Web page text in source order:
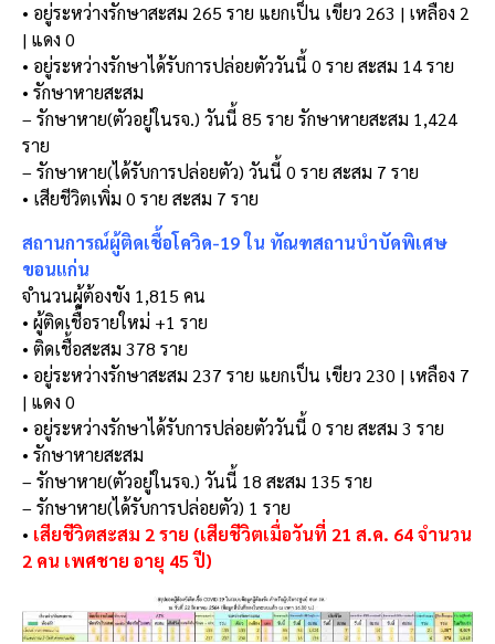
• อยู่ระหว่างรักษาสะสม 265 ราย แยกเป็น เขียว 263 | เหลือง 2
| แดง 0
• อยู่ระหว่างรักษาได้รับการปล่อยตัววันนี้ 0 ราย สะสม 14 ราย
• รักษาหายสะสม
– รักษาหาย(ตัวอยู่ในรจ.) วันนี้ 85 ราย รักษาหายสะสม 1,424
ราย
– รักษาหาย(ได้รับการปล่อยตัว) วันนี้ 0 ราย สะสม 7 ราย
• เสียชีวิตเพิ่ม 0 ราย สะสม 7 ราย
สถานการณ์ผู้ติดเชื้อโควิด-19 ใน ทัณฑสถานบำบัดพิเศษ
ขอนแก่น
จำนวนผู้ต้องขัง 1,815 คน
• ผู้ติดเชื้อรายใหม่ +1 ราย
• ติดเชื้อสะสม 378 ราย
• อยู่ระหว่างรักษาสะสม 237 ราย แยกเป็น เขียว 230 | เหลือง 7
| แดง 0
• อยู่ระหว่างรักษาได้รับการปล่อยตัววันนี้ 0 ราย สะสม 3 ราย
• รักษาหายสะสม
– รักษาหาย(ตัวอยู่ในรจ.) วันนี้ 18 สะสม 135 ราย
– รักษาหาย(ได้รับการปล่อยตัว) 1 ราย
• เสียชีวิตสะสม 2 ราย (เสียชีวิตเมื่อวันที่ 21 ส.ค. 64 จำนวน
2 คน เพศชาย อายุ 45 ปี)